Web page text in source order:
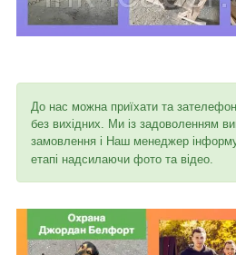
До нас можна приїхати та
без вихідних. Ми із задоволенням
замовлення і Наш менеджер
етапі надсилаючи фото та відео.